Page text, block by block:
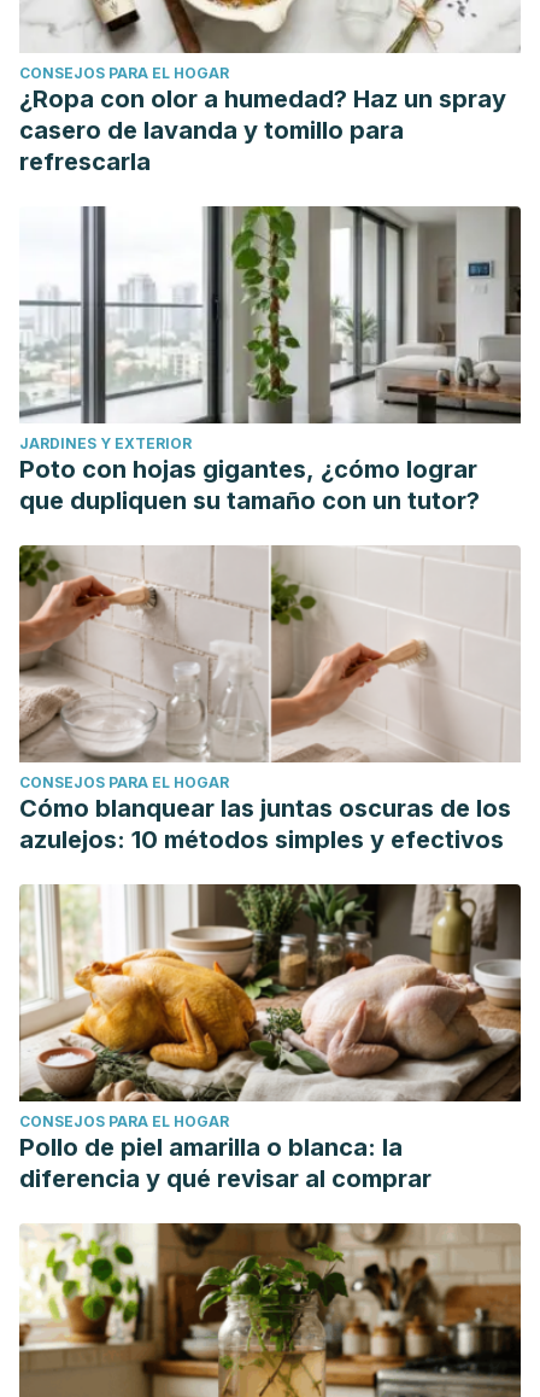
Nayak, S. K. (2010). Probiotics and immunity: A fish
perspective. Fish and Shellfish Immunology.
https://doi.org/10.1016/j.fsi.2010.02.017
Gleeson, M. M. (2006). Immune Function in Sport and
Exercise. Immune Function in Sport and Exercise.
CONSEJOS PARA EL HOGAR
¿Ropa con olor a humedad? Haz un spray
casero de lavanda y tomillo para
refrescarla
JARDINES Y EXTERIOR
Poto con hojas gigantes, ¿cómo lograr
que dupliquen su tamaño con un tutor?
CONSEJOS PARA EL HOGAR
Cómo blanquear las juntas oscuras de los
azulejos: 10 métodos simples y efectivos
CONSEJOS PARA EL HOGAR
Pollo de piel amarilla o blanca: la
diferencia y qué revisar al comprar